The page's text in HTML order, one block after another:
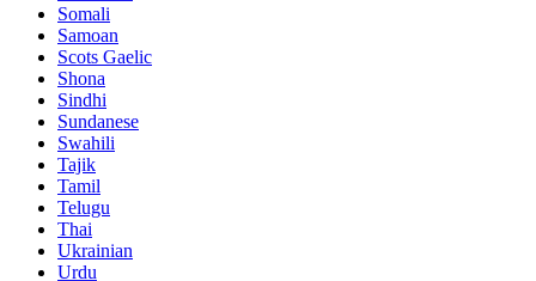
Somali
Samoan
Scots Gaelic
Shona
Sindhi
Sundanese
Swahili
Tajik
Tamil
Telugu
Thai
Ukrainian
Urdu